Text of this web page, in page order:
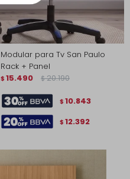
Modular para Tv San Paulo
Rack + Panel
$ 15.490 $ 20.190
$ 10.843
$ 12.392